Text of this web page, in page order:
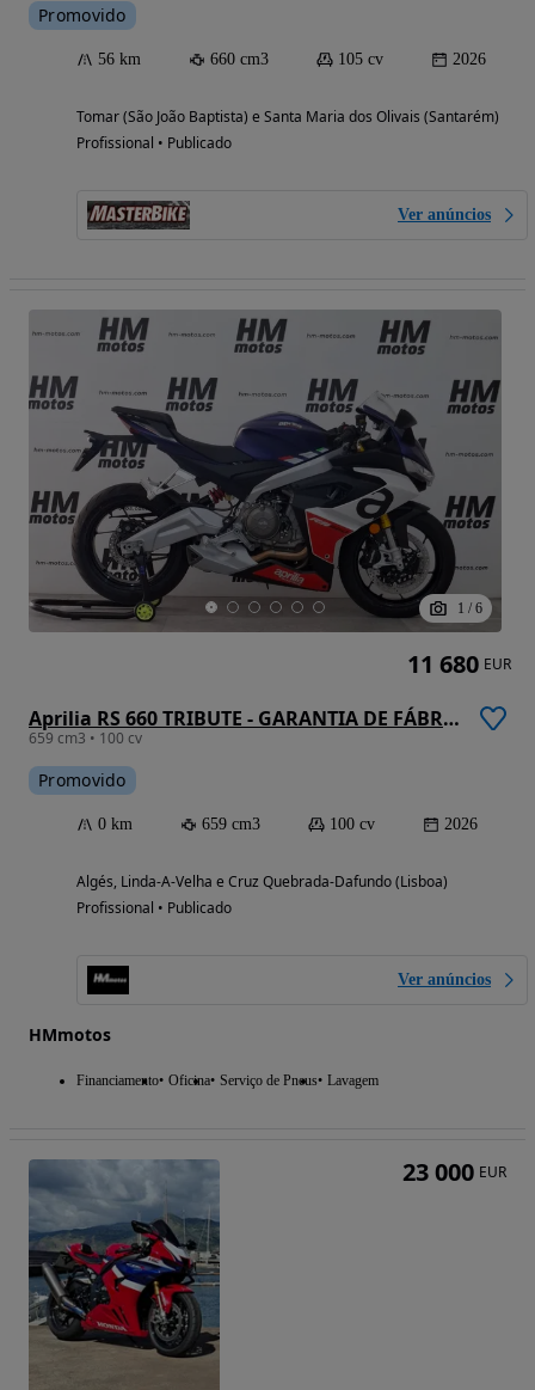
Promovido
56 km 660 cm3 105 cv 2026
Tomar (São João Baptista) e Santa Maria dos Olivais (Santarém)
Profissional • Publicado
Ver anúncios
1 / 6
Aprilia RS 660 TRIBUTE - GARANTIA DE FÁBRICA
659 cm3 • 100 cv
Promovido
0 km 659 cm3 100 cv 2026
Algés, Linda-A-Velha e Cruz Quebrada-Dafundo (Lisboa)
Profissional • Publicado
Ver anúncios
HMmotos
Financiamento Oficina Serviço de Pneus Lavagem
11 680 EUR
23 000 EUR